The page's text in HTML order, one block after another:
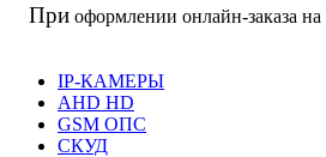
При оформлении онлайн-заказа на
IP-КАМЕРЫ
AHD HD
GSM ОПС
СКУД